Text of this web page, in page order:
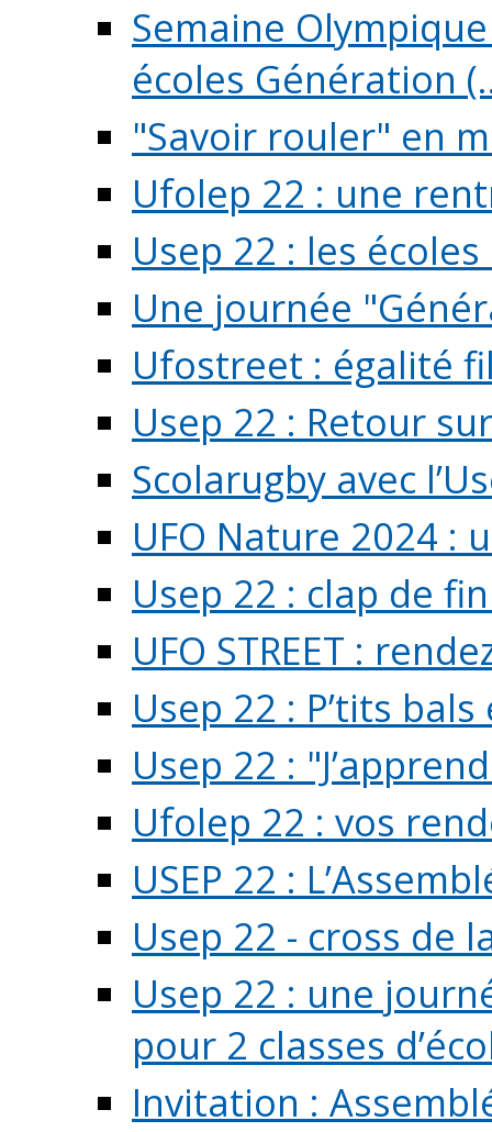
Semaine
écoles Génération
"Savoir rouler" en
Ufolep 22 : une
Usep 22 : les
Une journée
Ufostreet : égalité
Usep 22 : Retour
Scolarugby avec
UFO Nature 2024 :
Usep 22 : clap de
UFO STREET :
Usep 22 : P’tits
Usep 22 :
Ufolep 22 : vos
USEP 22 :
Usep 22 - cross de
Usep 22 : une
pour 2 classes
Invitation :